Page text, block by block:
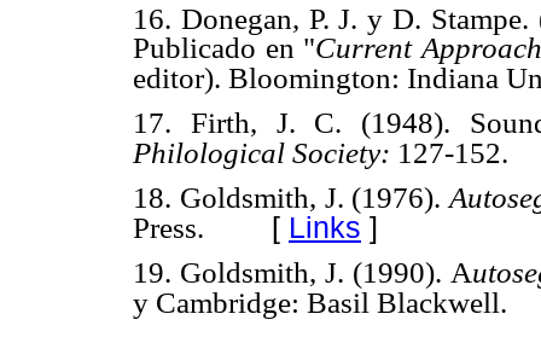
16. Donegan, P. J. y D.
Publicado en "Current
editor). Bloomington: Indiana
17. Firth, J. C. (1948).
Philological Society: 127-152.
18. Goldsmith, J. (1976).
Press. [ Links ]
19. Goldsmith, J. (1990). A
y Cambridge: Basil Blackwell.